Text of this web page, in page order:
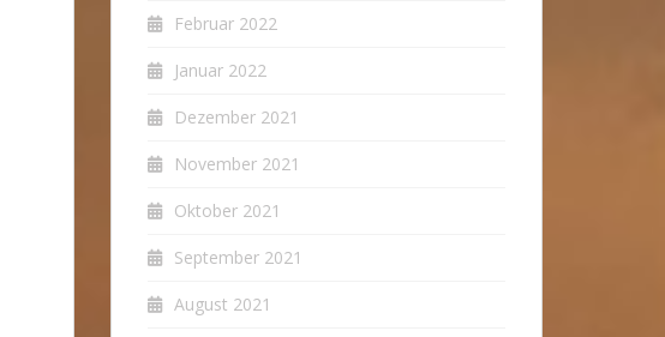
Februar 2022
Januar 2022
Dezember 2021
November 2021
Oktober 2021
September 2021
August 2021